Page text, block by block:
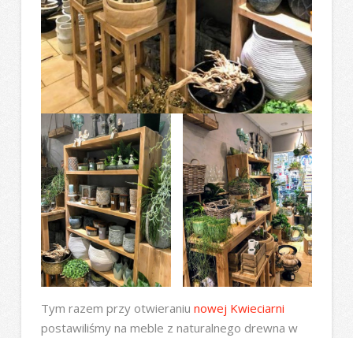
Tym razem przy otwieraniu nowej Kwieciarni
postawiliśmy na meble z naturalnego drewna w